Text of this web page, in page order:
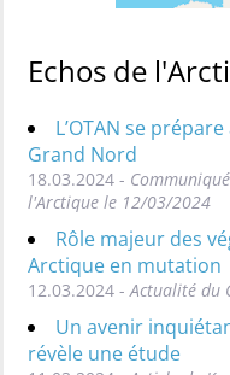
Echos de
L’OTAN se
Grand Nord
18.03.2024 -
l'Arctique le 12/03/2024
Rôle majeur des
Arctique en mutation
12.03.2024 - Actualité du
Un avenir
révèle une étude